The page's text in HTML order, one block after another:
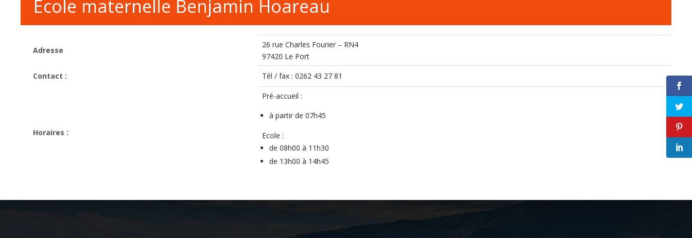
Ecole maternelle Benjamin Hoareau
Adresse
26 rue Charles Fourier – RN4
97420 Le Port
Contact :
Tél / fax : 0262 43 27 81
Horaires :
Pré-accueil :
à partir de 07h45
Ecole :
de 08h00 à 11h30
de 13h00 à 14h45